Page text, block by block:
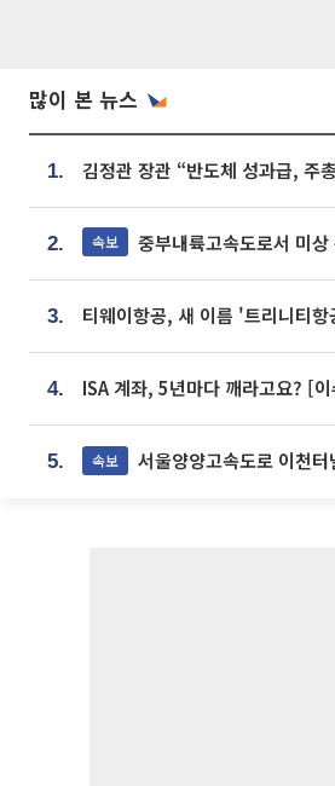
많이 본 뉴스
1.
2. 속보 중부내륙고속도로서 미상
3.
4. ISA 계좌, 5년마다 깨라고요? [
5. 속보 서울양양고속도로 이천